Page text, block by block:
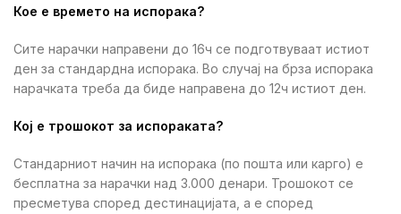
Кое е времето на испорака?
Сите нарачки направени до 16ч се подготвуваат истиот
ден за стандардна испорака. Во случај на брза испорака
нарачката треба да биде направена до 12ч истиот ден.
Кој е трошокот за испораката?
Стандарниот начин на испорака (по пошта или карго) е
бесплатна за нарачки над 3.000 денари. Трошокот се
пресметува според дестинацијата, а е според